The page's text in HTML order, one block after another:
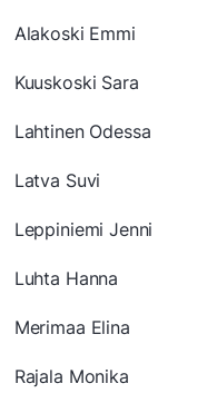
Alakoski Emmi
Kuuskoski Sara
Lahtinen Odessa
Latva Suvi
Leppiniemi Jenni
Luhta Hanna
Merimaa Elina
Rajala Monika